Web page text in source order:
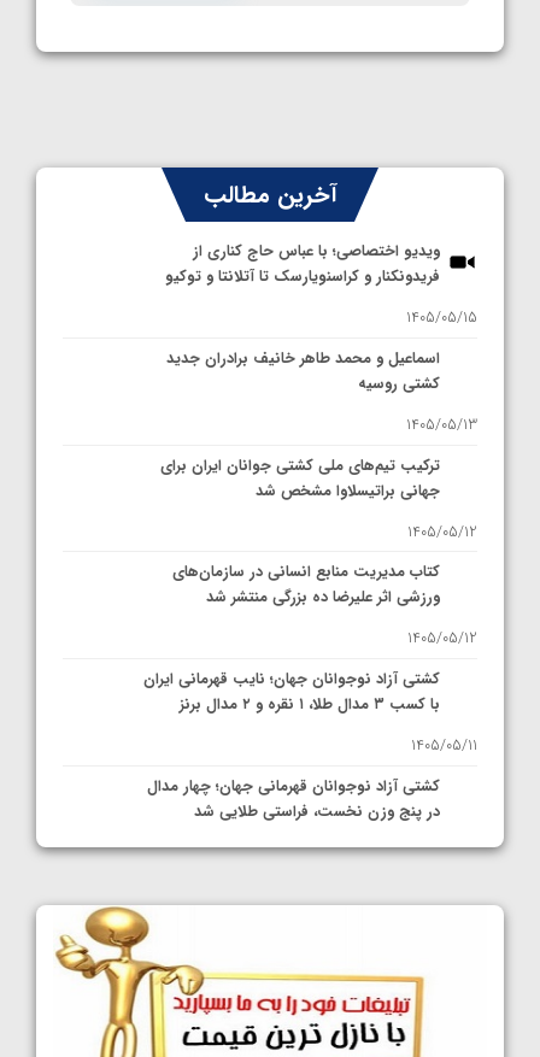
آخرین مطالب
ویدیو اختصاصی؛ با عباس حاج کناری از
فریدونکنار و کراسنویارسک تا آتلانتا و توکیو
1405/05/15
اسماعیل و محمد طاهر خانیف برادران جدید
کشتی روسیه
1405/05/13
ترکیب تیم‌های ملی کشتی جوانان ایران برای
جهانی براتیسلاوا مشخص شد
1405/05/12
کتاب مدیریت منابع انسانی در سازمان‌های
ورزشی اثر علیرضا ده بزرگی منتشر شد
1405/05/12
کشتی آزاد نوجوانان جهان؛ نایب قهرمانی ایران
با کسب ۳ مدال طلا، ۱ نقره و ۲ مدال برنز
1405/05/11
کشتی آزاد نوجوانان قهرمانی جهان؛ چهار مدال
در پنج وزن نخست، فراستی طلایی شد
1405/05/11
کشتی آزاد نوجوانان جهان؛ رقبای نمایندگان
ایران مشخص شدند